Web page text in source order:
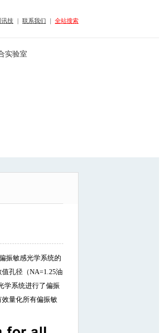
讯技 联系我们 全站搜索
实验室
振敏感光学系统的
孔径（NA=1.25油
学系统进行了偏振
量化所有偏振敏